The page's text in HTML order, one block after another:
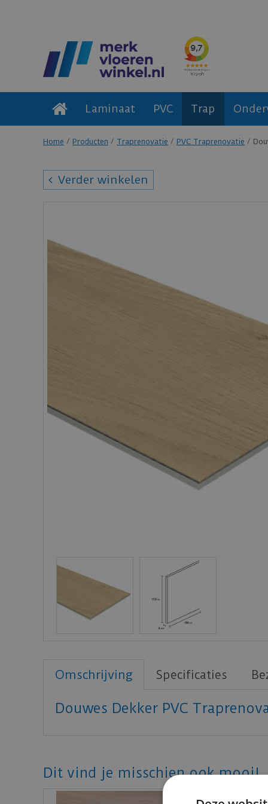
Home Producten Traprenovatie PVC Traprenovatie
Laminaat PVC Trap
Verder winkelen
Omschrijving Specificaties
Douwes Dekker PVC
Dit vind je misschien ook mooi!